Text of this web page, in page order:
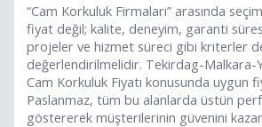
“Cam Korkuluk Firmaları” arasında
fiyat değil; kalite, deneyim, garanti
projeler ve hizmet süreci gibi kriterler
değerlendirilmelidir. Tekirdag-Malkara-
Cam Korkuluk Fiyatı konusunda uygun
Paslanmaz, tüm bu alanlarda üstün
göstererek müşterilerinin güvenini